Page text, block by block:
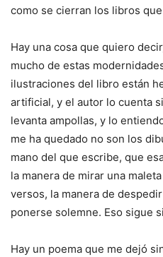
como se cierran los libros
Hay una cosa que quiero
mucho de estas
ilustraciones del libro están
artificial, y el autor lo cuenta
levanta ampollas, y lo
me ha quedado no son los
mano del que escribe, que
la manera de mirar una
versos, la manera de
ponerse solemne. Eso sigue
Hay un poema que me dejó